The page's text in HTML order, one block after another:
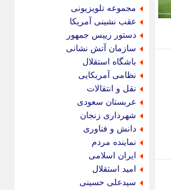
مجموعه تلویزیونی
عقب نشینی آمریکا
دستور رییس جمهور
سازمان آتش نشانی
باشگاه استقلال
نظامی آمریکایی
نقل و انتقالات
عربستان سعودی
شهرداری زنجان
دانش و فناوری
نماینده مردم
ایران اسلامی
امید استقلال
سیدعلی حسینی